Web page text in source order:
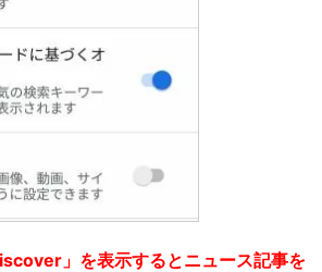
」を表示するとニュース記事を